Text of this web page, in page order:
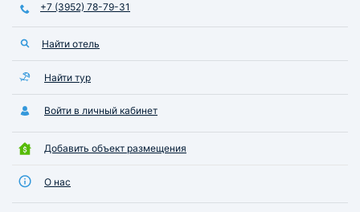
реагирует на все обращения, к
обслуживанию претензий не
возникло. В целом, отель
отличается исключительно
положительными сторонами,
проживание здесь оправдало мои
пожелания.
+7 (3952) 78-79-31
Найти отель
Найти тур
Войти в личный кабинет
Добавить объект размещения
О нас